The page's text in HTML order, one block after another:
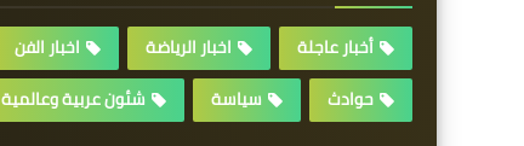
أخبار عاجلة اخبار الرياضة اخبار الفن
حوادث
سياسة شئون عربية وعالمية